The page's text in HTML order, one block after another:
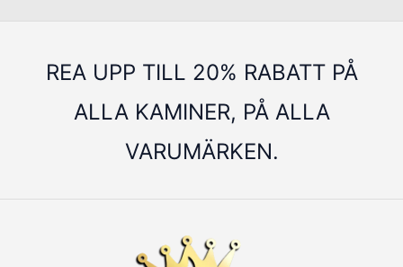
REA UPP TILL 20% RABATT PÅ
ALLA KAMINER, PÅ ALLA
VARUMÄRKEN.